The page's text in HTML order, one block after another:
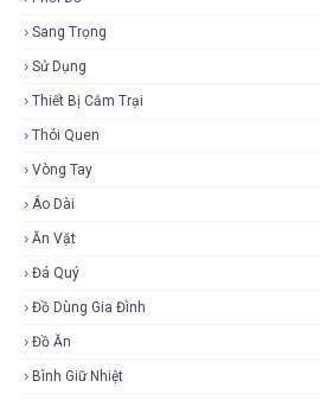
Sang Trọng
Sử Dụng
Thiết Bị Cắm Trại
Thói Quen
Vòng Tay
Áo Dài
Ăn Vặt
Đá Quý
Đồ Dùng Gia Đình
Đồ Ăn
Bình Giữ Nhiệt